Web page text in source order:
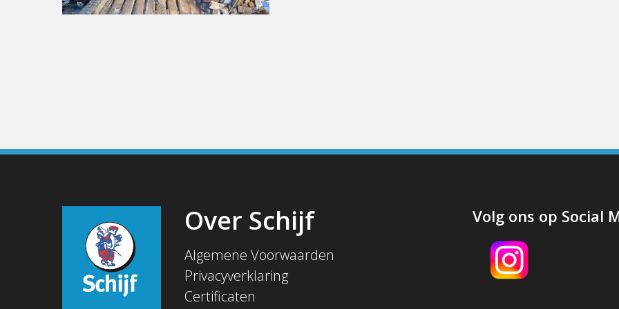
Over Schijf
Algemene Voorwaarden
Privacyverklaring
Certificaten
Volg ons op Social